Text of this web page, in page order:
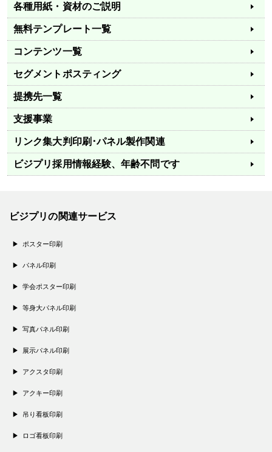
各種用紙・資材のご説明
無料テンプレート一覧
コンテンツ一覧
セグメントポスティング
提携先一覧
支援事業
リンク集大判印刷･パネル製作関連
ビジプリ採用情報経験、年齢不問です
ビジプリの関連サービス
ポスター印刷
パネル印刷
学会ポスター印刷
等身大パネル印刷
写真パネル印刷
展示パネル印刷
アクスタ印刷
アクキー印刷
吊り看板印刷
ロゴ看板印刷